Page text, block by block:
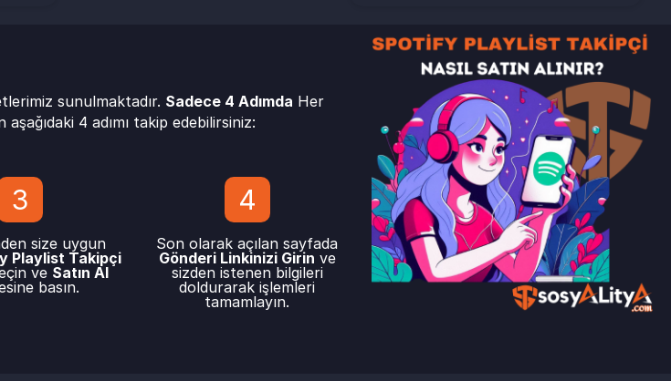
sunulmaktadır. Sadece 4 Adımda Her
aşağıdaki 4 adımı takip edebilirsiniz:
3
size uygun
Playlist Takipçi
ve Satın Al
basın.
4
Son olarak açılan sayfada
Gönderi Linkinizi Girin ve
sizden istenen bilgileri
doldurarak işlemleri
tamamlayın.